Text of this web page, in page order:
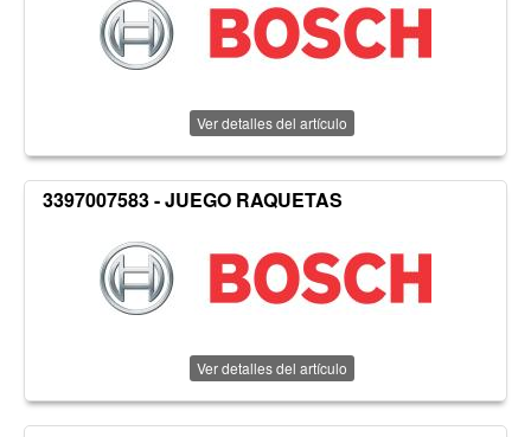
Ver detalles del artículo
3397007583 - JUEGO RAQUETAS
Ver detalles del artículo